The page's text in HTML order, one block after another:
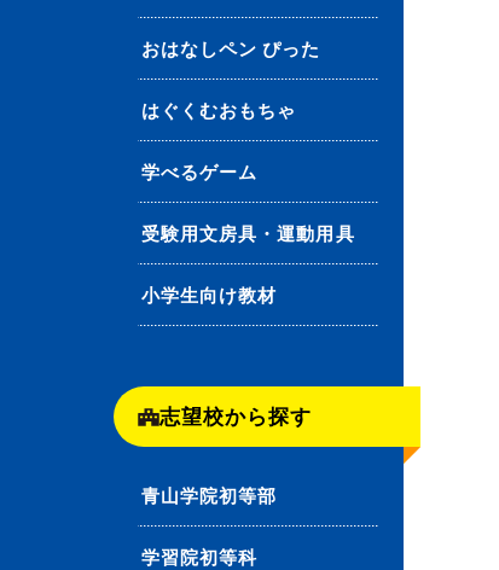
おはなしペン ぴった
はぐくむおもちゃ
学べるゲーム
受験用文房具・運動用具
小学生向け教材
志望校から探す
青山学院初等部
学習院初等科